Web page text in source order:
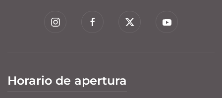
Horario de apertura